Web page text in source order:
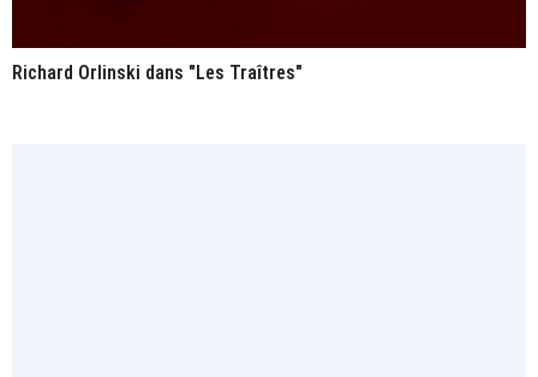
Richard Orlinski dans "Les Traîtres"